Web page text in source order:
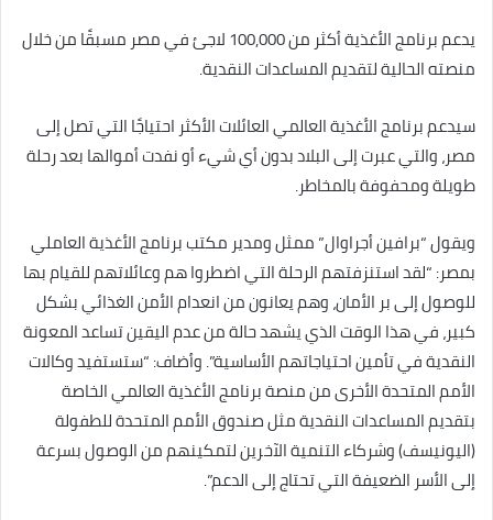
يدعم برنامج الأغذية أكثر من 100,000 لاجئ في مصر مسبقًا من خلال
منصته الحالية لتقديم المساعدات النقدية.
سيدعم برنامج الأغذية العالمي العائلات الأكثر احتياجًا التي تصل إلى
مصر، والتي عبرت إلى البلاد بدون أي شيء أو نفدت أموالها بعد رحلة
طويلة ومحفوفة بالمخاطر.
ويقول “برافين أجراوال” ممثل ومدير مكتب برنامج الأغذية العاملي
بمصر: “لقد استنزفتهم الرحلة التي اضطروا هم وعائلاتهم للقيام بها
للوصول إلى بر الأمان، وهم يعانون من انعدام الأمن الغذائي بشكل
كبير، في هذا الوقت الذي يشهد حالة من عدم اليقين تساعد المعونة
النقدية في تأمين احتياجاتهم الأساسية”. وأضاف: “ستستفيد وكالات
الأمم المتحدة الأخرى من منصة برنامج الأغذية العالمي الخاصة
بتقديم المساعدات النقدية مثل صندوق الأمم المتحدة للطفولة
(اليونيسف) وشركاء التنمية الآخرين لتمكينهم من الوصول بسرعة
إلى الأسر الضعيفة التي تحتاج إلى الدعم”.